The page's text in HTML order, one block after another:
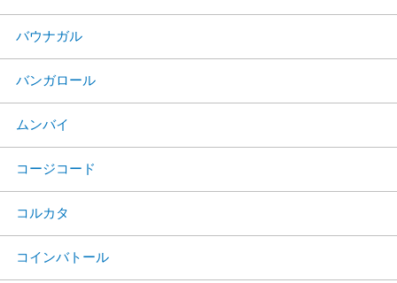
バウナガル
バンガロール
ムンバイ
コージコード
コルカタ
コインバトール